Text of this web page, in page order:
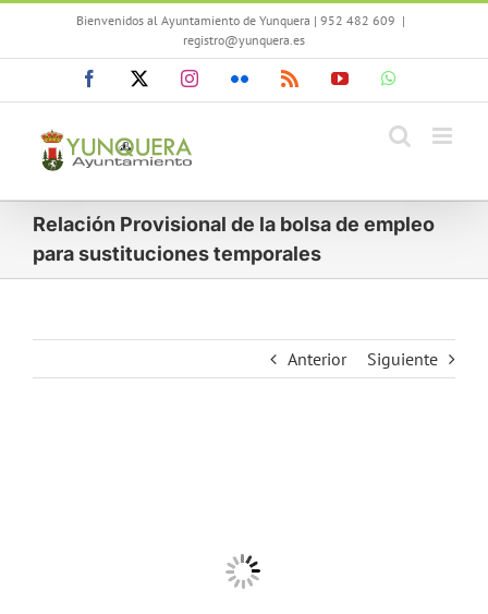
contenido
Bienvenidos al Ayuntamiento de Yunquera | 952 482 609 |
registro@yunquera.es
Facebook InstagramFlickr Rss YouTube
Relación Provisional de la bolsa de empleo
para sustituciones temporales
Anterior Siguiente